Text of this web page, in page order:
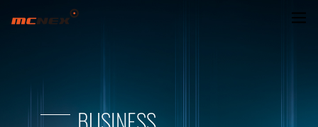
EYECLON BRAND STORY